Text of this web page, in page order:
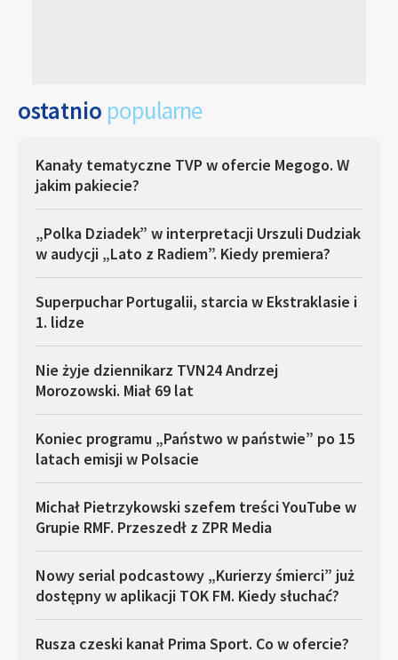
ostatnio popularne
Kanały tematyczne TVP w ofercie Megogo. W
jakim pakiecie?
„Polka Dziadek” w interpretacji Urszuli Dudziak
w audycji „Lato z Radiem”. Kiedy premiera?
Superpuchar Portugalii, starcia w Ekstraklasie i
1. lidze
Nie żyje dziennikarz TVN24 Andrzej
Morozowski. Miał 69 lat
Koniec programu „Państwo w państwie” po 15
latach emisji w Polsacie
Michał Pietrzykowski szefem treści YouTube w
Grupie RMF. Przeszedł z ZPR Media
Nowy serial podcastowy „Kurierzy śmierci” już
dostępny w aplikacji TOK FM. Kiedy słuchać?
Rusza czeski kanał Prima Sport. Co w ofercie?